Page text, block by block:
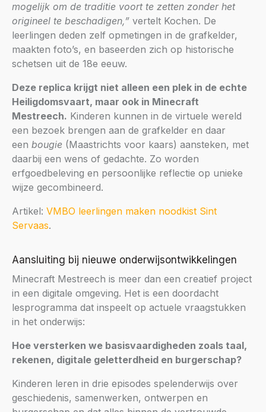
mogelijk om de traditie voort te zetten zonder het
origineel te beschadigen,” vertelt Kochen. De
leerlingen deden zelf opmetingen in de grafkelder,
maakten foto’s, en baseerden zich op historische
schetsen uit de 18e eeuw.
Deze replica krijgt niet alleen een plek in de echte
Heiligdomsvaart, maar ook in Minecraft
Mestreech. Kinderen kunnen in de virtuele wereld
een bezoek brengen aan de grafkelder en daar
een bougie (Maastrichts voor kaars) aansteken, met
daarbij een wens of gedachte. Zo worden
erfgoedbeleving en persoonlijke reflectie op unieke
wijze gecombineerd.
Artikel: VMBO leerlingen maken noodkist Sint
Servaas.
Aansluiting bij nieuwe onderwijsontwikkelingen
Minecraft Mestreech is meer dan een creatief project
in een digitale omgeving. Het is een doordacht
lesprogramma dat inspeelt op actuele vraagstukken
in het onderwijs:
Hoe versterken we basisvaardigheden zoals taal,
rekenen, digitale geletterdheid en burgerschap?
Kinderen leren in drie episodes spelenderwijs over
geschiedenis, samenwerken, ontwerpen en